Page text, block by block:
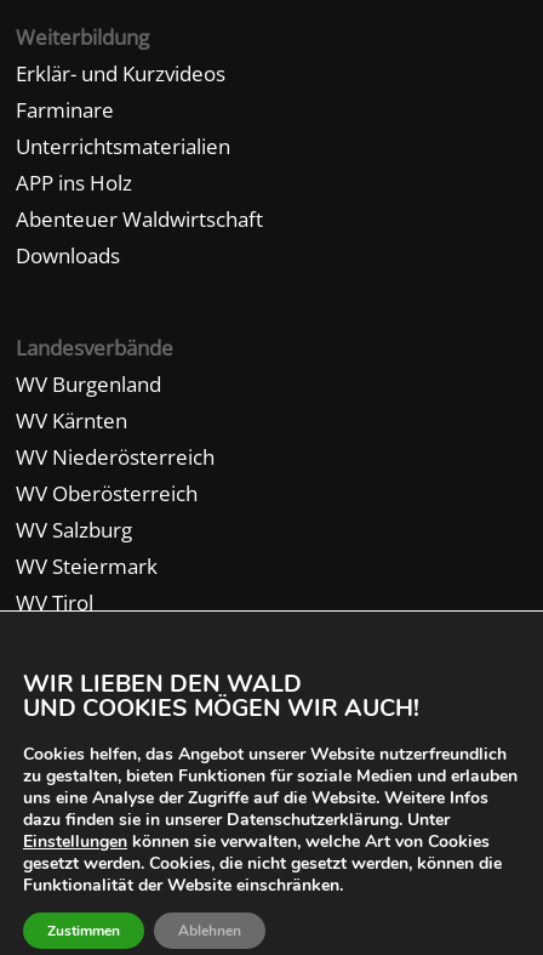
Weiterbildung
Erklär- und Kurzvideos
Farminare
Unterrichtsmaterialien
APP ins Holz
Abenteuer Waldwirtschaft
Downloads
Landesverbände
WV Burgenland
WV Kärnten
WV Niederösterreich
WV Oberösterreich
WV Salzburg
WV Steiermark
WV Tirol
iService
WIR LIEBEN DEN WALD
UND COOKIES MÖGEN WIR AUCH!
Cookies helfen, das Angebot unserer Website nutzerfreundlich
zu gestalten, bieten Funktionen für soziale Medien und erlauben
uns eine Analyse der Zugriffe auf die Website. Weitere Infos
dazu finden sie in unserer Datenschutzerklärung. Unter
Einstellungen können sie verwalten, welche Art von Cookies
gesetzt werden. Cookies, die nicht gesetzt werden, können die
Funktionalität der Website einschränken.
Zustimmen Ablehnen